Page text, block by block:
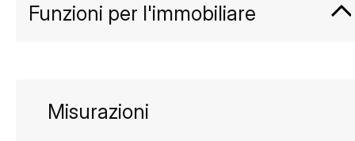
Funzioni per l'immobiliare
Misurazioni